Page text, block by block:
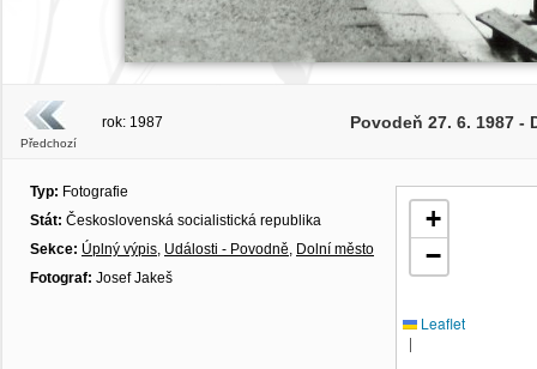
Předchozí
rok: 1987 Povodeň 27. 6. 1987 -
Typ: Fotografie
Stát: Československá socialistická republika
Sekce: Úplný výpis, Události - Povodně, Dolní město
Fotograf: Josef Jakeš
+
−
Leaflet
|